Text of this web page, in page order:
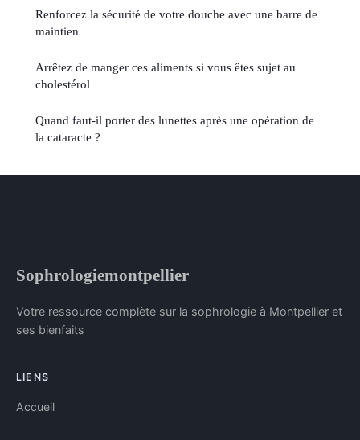
Renforcez la sécurité de votre douche avec une barre de
maintien
Arrêtez de manger ces aliments si vous êtes sujet au
cholestérol
Quand faut-il porter des lunettes après une opération de
la cataracte ?
Sophrologiemontpellier
Votre ressource complète sur la sophrologie à Montpellier et
ses bienfaits
LIENS
Accueil